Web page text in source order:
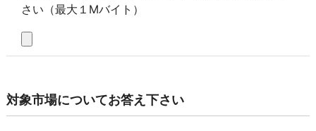
さい（最大１Mバイト）
対象市場についてお答え下さい